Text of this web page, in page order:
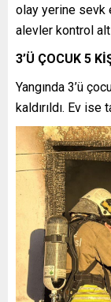
olay yerine sevk
alevler kontrol
3’Ü ÇOCUK 5
Yangında 3’ü
kaldırıldı. Ev